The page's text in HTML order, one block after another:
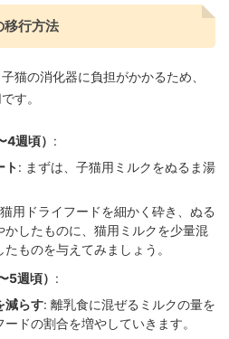
移行方法
猫の消化器に負担がかかるため、
す。
週頃） :
ト: まずは、子猫用ミルクをぬるま湯
用ドライフードを細かく砕き、ぬる
かしたものに、猫用ミルクを少量混
ものを与えてみましょう。
5週頃） :
減らす: 離乳食に混ぜるミルクの量を
ドの割合を増やしていきます。